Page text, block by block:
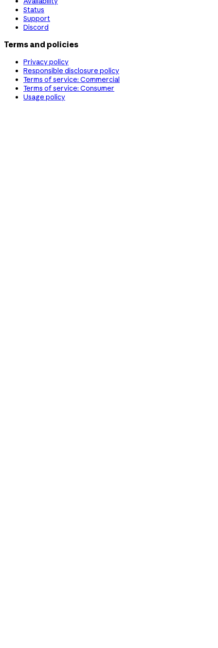
Status
Support
Discord
Terms and policies
Privacy policy
Responsible disclosure policy
Terms of service: Commercial
Terms of service: Consumer
Usage policy